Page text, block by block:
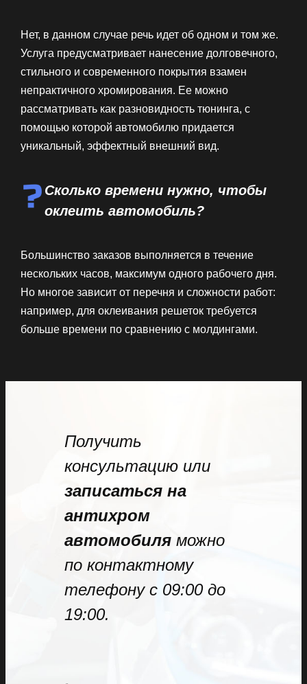
Нет, в данном случае речь идет об одном и том же.
Услуга предусматривает нанесение долговечного,
стильного и современного покрытия взамен
непрактичного хромирования. Ее можно
рассматривать как разновидность тюнинга, с
помощью которой автомобилю придается
уникальный, эффектный внешний вид.
Сколько времени нужно, чтобы
оклеить автомобиль?
Большинство заказов выполняется в течение
нескольких часов, максимум одного рабочего дня.
Но многое зависит от перечня и сложности работ:
например, для оклеивания решеток требуется
больше времени по сравнению с молдингами.
Получить
консультацию или
записаться на
антихром
автомобиля можно
по контактному
телефону с 09:00 до
19:00.